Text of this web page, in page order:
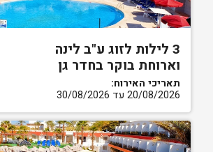
3 לילות לזוג ע"ב לינה
וארוחת בוקר בחדר גן
תאריכי האירוח:
20/08/2026 עד 30/08/2026